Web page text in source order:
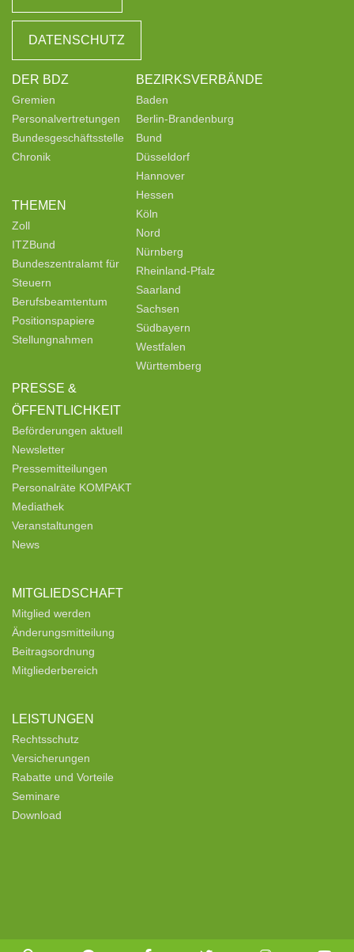
DATENSCHUTZ
DER BDZ
Gremien
Personalvertretungen
Bundesgeschäftsstelle
Chronik
THEMEN
Zoll
ITZBund
Bundeszentralamt für
Steuern
Berufsbeamtentum
Positionspapiere
Stellungnahmen
PRESSE &
ÖFFENTLICHKEIT
Beförderungen aktuell
Newsletter
Pressemitteilungen
Personalräte KOMPAKT
Mediathek
Veranstaltungen
News
MITGLIEDSCHAFT
Mitglied werden
Änderungsmitteilung
Beitragsordnung
Mitgliederbereich
LEISTUNGEN
Rechtsschutz
Versicherungen
Rabatte und Vorteile
Seminare
Download
BEZIRKSVERBÄNDE
Baden
Berlin-Brandenburg
Bund
Düsseldorf
Hannover
Hessen
Köln
Nord
Nürnberg
Rheinland-Pfalz
Saarland
Sachsen
Südbayern
Westfalen
Württemberg